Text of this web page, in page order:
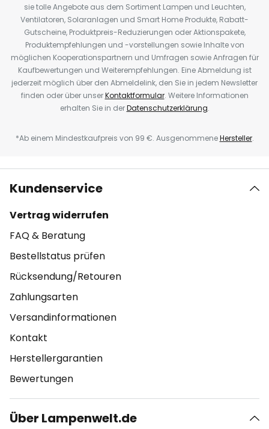
sie tolle Angebote aus dem Sortiment Lampen und Leuchten,
Ventilatoren, Solaranlagen und Smart Home Produkte, Rabatt-
Gutscheine, Produktpreis-Reduzierungen oder Aktionspakete,
Produktempfehlungen und -vorstellungen sowie Inhalte von
möglichen Kooperationspartnern und Umfragen sowie Anfragen für
Kaufbewertungen und Weiterempfehlungen. Eine Abmeldung ist
jederzeit möglich über den Abmeldelink, den Sie in jedem Newsletter
finden oder über unserKontaktformular. Weitere Informationen
erhalten Sie in derDatenschutzerklärung.
*Ab einem Mindestkaufpreis von 99 €. AusgenommeneHersteller.
Kundenservice
Vertrag widerrufen
FAQ & Beratung
Bestellstatus prüfen
Rücksendung/Retouren
Zahlungsarten
Versandinformationen
Kontakt
Herstellergarantien
Bewertungen
Über Lampenwelt.de